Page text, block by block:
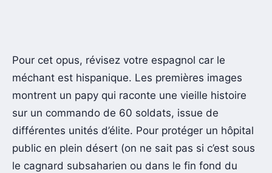
Pour cet opus, révisez votre espagnol car le
méchant est hispanique. Les premières images
montrent un papy qui raconte une vieille histoire
sur un commando de 60 soldats, issue de
différentes unités d’élite. Pour protéger un hôpital
public en plein désert (on ne sait pas si c’est sous
le cagnard subsaharien ou dans le fin fond du